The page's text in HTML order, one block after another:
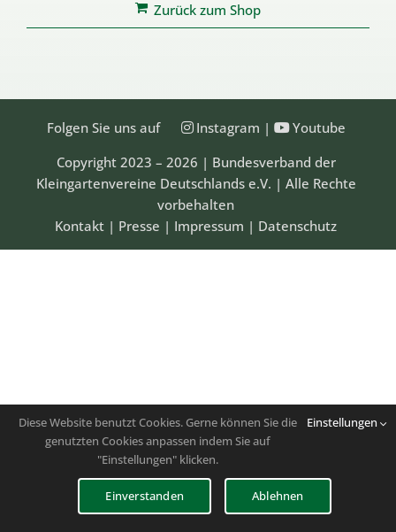
Zurück zum Shop
Folgen Sie uns auf Instagram |
Youtube
Copyright 2023 – 2026 | Bundesverband der
Kleingartenvereine Deutschlands e.V. | Alle Rechte
vorbehalten
Kontakt | Presse | Impressum | Datenschutz
Diese Website benutzt Cookies. Gerne können Sie die
genutzten Cookies anpassen indem Sie auf
"Einstellungen" klicken.
Einstellungen
Einverstanden Ablehnen